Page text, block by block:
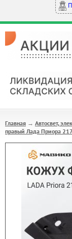
Главная → Автосвет,
правый Лада Приора